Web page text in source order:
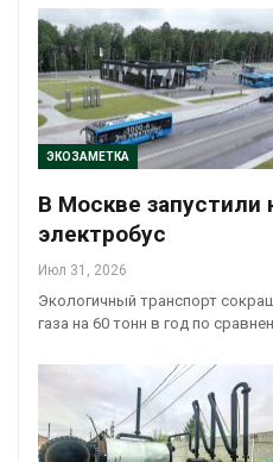
ЭКОЗАМЕТКА
В Москве
электробус
Июл 31, 2026
Экологичный транспорт
газа на 60 тонн в год по